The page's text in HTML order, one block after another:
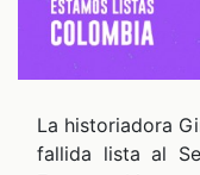
La historiadora
fallida lista al